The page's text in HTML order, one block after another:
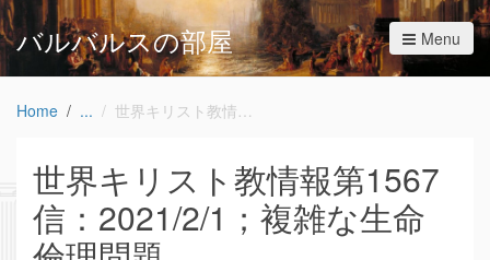
バルバルスの部屋 Menu
Home 世界キリスト教情報第1567信：2021/2/1；複雑な生命倫理問題
世界キリスト教情報第1567
信：2021/2/1；複雑な生命